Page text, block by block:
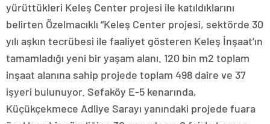
yürüttükleri Keleş Center projesi ile katıldıklarını
belirten Özelmacıklı “Keleş Center projesi, sektörde 30
yılı aşkın tecrübesi ile faaliyet gösteren Keleş İnşaat’ın
tamamladığı yeni bir yaşam alanı. 120 bin m2 toplam
inşaat alanına sahip projede toplam 498 daire ve 37
işyeri bulunuyor. Sefaköy E-5 kenarında,
Küçükçekmece Adliye Sarayı yanındaki projede fuara